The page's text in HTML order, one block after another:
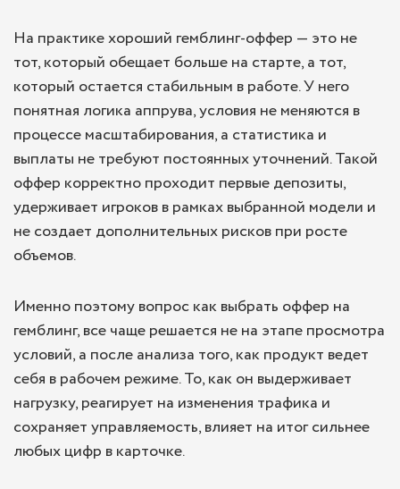
Отзывы и рейтинг гемблинг-ресурсов
Как сравнивать предложения разных
операторов?
Почему G.Partners — надежная сеть для
гемблинг-офферов?
На практике хороший гемблинг-оффер — это не
тот, который обещает больше на старте, а тот,
который остается стабильным в работе. У него
понятная логика аппрува, условия не меняются в
процессе масштабирования, а статистика и
выплаты не требуют постоянных уточнений. Такой
оффер корректно проходит первые депозиты,
удерживает игроков в рамках выбранной модели и
не создает дополнительных рисков при росте
объемов.
Именно поэтому вопрос как выбрать оффер на
гемблинг, все чаще решается не на этапе просмотра
условий, а после анализа того, как продукт ведет
себя в рабочем режиме. То, как он выдерживает
нагрузку, реагирует на изменения трафика и
сохраняет управляемость, влияет на итог сильнее
любых цифр в карточке.